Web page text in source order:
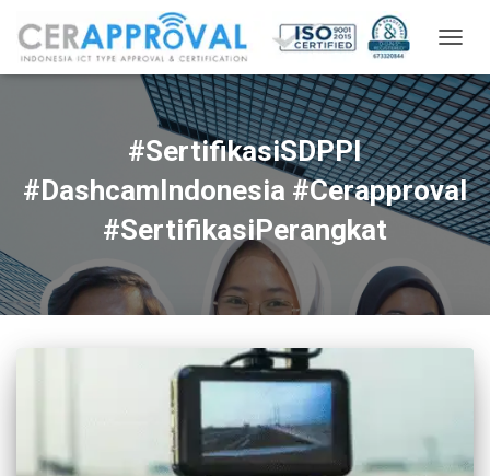
#SertifikasiSDPPI
#DashcamIndonesia #Cerapproval
#SertifikasiPerangkat